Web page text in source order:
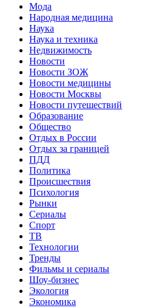
Мода
Народная медицина
Наука
Наука и техника
Недвижимость
Новости
Новости ЗОЖ
Новости медицины
Новости Москвы
Новости путешествий
Образование
Общество
Отдых в России
Отдых за границей
ПДД
Политика
Происшествия
Психология
Рынки
Сериалы
Спорт
ТВ
Технологии
Тренды
Фильмы и сериалы
Шоу-бизнес
Экология
Экономика